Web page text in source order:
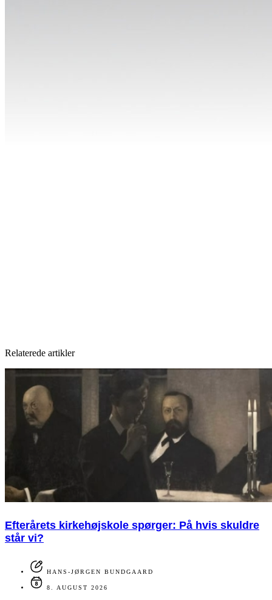
Relaterede artikler
Efterårets kirkehøjskole spørger: På hvis skuldre
står vi?
HANS-JØRGEN BUNDGAARD
8. AUGUST 2026